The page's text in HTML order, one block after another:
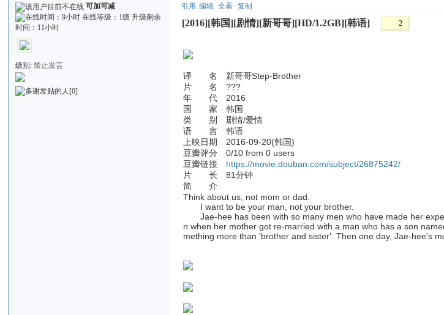
可加可减
级别:禁止发言
[0]
引用 编辑 全看 复制
[2016][韩国][剧情][新哥哥][HD/1.2GB][韩语] 2
译 名 新哥哥Step-Brother
片 名 ???
年 代 2016
国 家 韩国
类 别 剧情/爱情
语 言 韩语
上映日期 2016-09-20(韩国)
豆瓣评分 0/10 from 0 users
豆瓣链接 https://movie.douban.com/subject/26875242/
片 长 81分钟
简 介
Think about us, not mom or dad.
I want to be your man, not your brother.
Jae-hee has been with so many men who have made her
n when her mother got re-married with a man who has a son
mething more than 'brother and sister'. Then one day, Jae-hee's